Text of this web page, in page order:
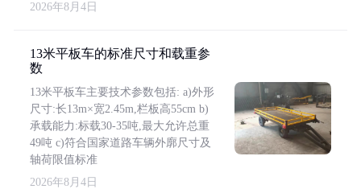
2026年8月4日
13米平板车的标准尺寸和载重参
数
13米平板车主要技术参数包括: a)外形
尺寸:长13m×宽2.45m,栏板高55cm b)
承载能力:标载30-35吨,最大允许总重
49吨 c)符合国家道路车辆外廓尺寸及
轴荷限值标准
2026年8月4日